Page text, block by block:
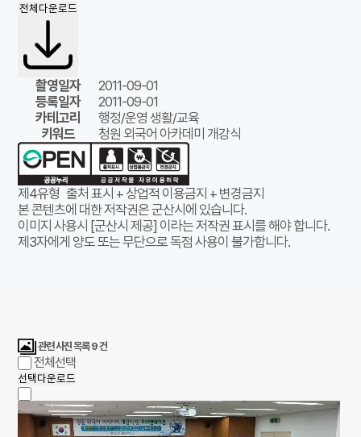
전체다운로드
촬영일자
2011-09-01
등록일자
2011-09-01
카테고리
행정/운영 생활/교육
키워드
청원 외국어 아카데미 개강식
제4유형 출처 표시 + 상업적 이용금지 + 변경금지
본 콘텐츠에 대한 저작권은 군산시에 있습니다.
이미지 사용시 [군산시 제공] 이라는 저작권 표시를 해야 합니다.
제3자에게 양도 또는 무단으로 독점 사용이 불가합니다.
관련 사진 목록9건
전체선택
선택다운로드